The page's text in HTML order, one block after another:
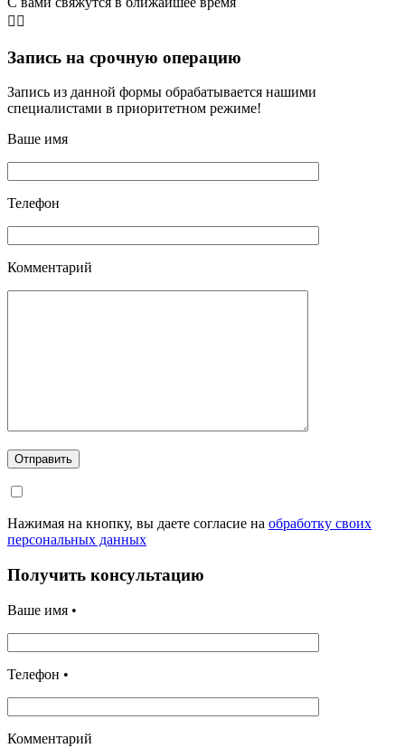
👨‍⚕️
Запись на срочную операцию
Запись из данной формы обрабатывается нашими
специалистами в приоритетном режиме!
Ваше имя
Телефон
Комментарий
Отправить
Нажимая на кнопку, вы даете согласие на обработку своих
персональных данных
Получить консультацию
Ваше имя •
Телефон •
Комментарий